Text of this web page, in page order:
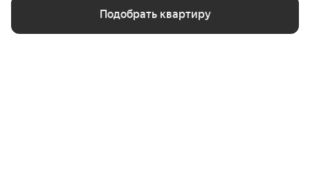
Подобрать квартиру